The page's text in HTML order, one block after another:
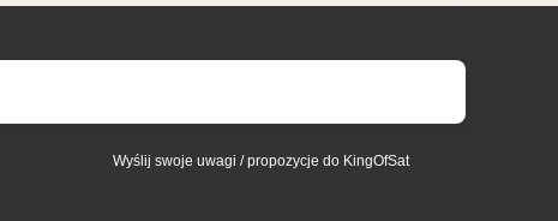
Wyślij swoje uwagi / propozycje do KingOfSat